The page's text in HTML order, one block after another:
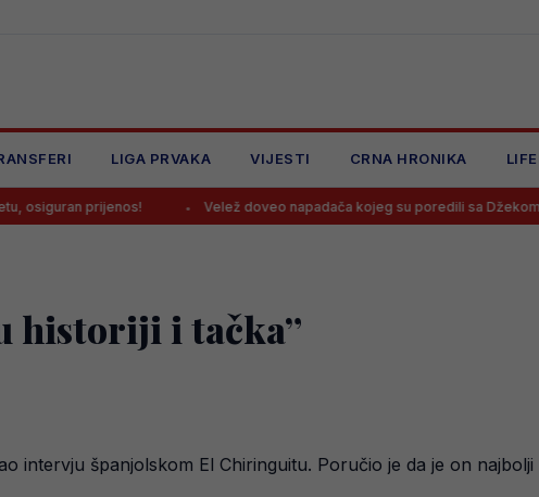
LIGA PRVAKA VIJESTI CRNA HRONIKA
Velež doveo napadača kojeg su poredili sa Džekom Rodri
historiji i tačka”
intervju španjolskom El Chiringuitu. Poručio je da je on najbolji